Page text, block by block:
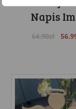
Napis
64.90zł